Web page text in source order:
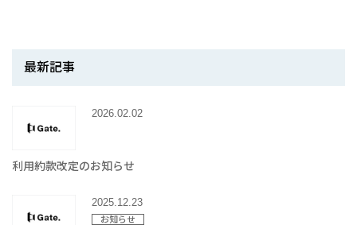
最新記事
2026.02.02
利用約款改定のお知らせ
2025.12.23
お知らせ